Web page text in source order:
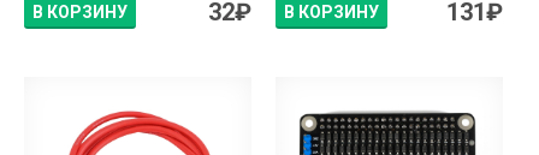
В КОРЗИНУ 32₽ В КОРЗИНУ 131₽